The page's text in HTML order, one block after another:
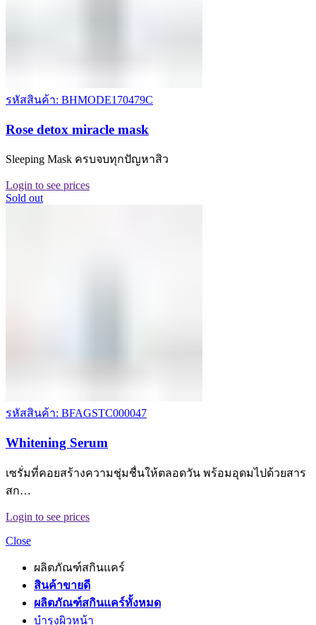
รหัสสินค้า: BHMODE170479C
Rose detox miracle mask
Sleeping Mask ครบจบทุกปัญหาสิว
Login to see prices
Sold out
รหัสสินค้า: BFAGSTC000047
Whitening Serum
เซรั่มที่คอยสร้างความชุ่มชื่นให้ตลอดวัน พร้อมอุดมไปด้วยสาร
สก…
Login to see prices
Close
ผลิตภัณฑ์สกินแคร์
สินค้าขายดี
ผลิตภัณฑ์สกินแคร์ทั้งหมด
บำรุงผิวหน้า